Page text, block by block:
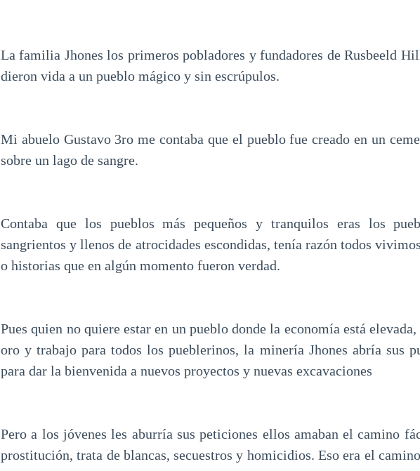
La familia Jhones los primeros pobladores y fundadores de Rusbeeld
dieron vida a un pueblo mágico y sin escrúpulos.
Mi abuelo Gustavo 3ro me contaba que el pueblo fue creado en un
sobre un lago de sangre.
Contaba que los pueblos más pequeños y tranquilos eras los
sangrientos y llenos de atrocidades escondidas, tenía razón todos
o historias que en algún momento fueron verdad.
Pues quien no quiere estar en un pueblo donde la economía está
oro y trabajo para todos los pueblerinos, la minería Jhones abría sus
para dar la bienvenida a nuevos proyectos y nuevas excavaciones
Pero a los jóvenes les aburría sus peticiones ellos amaban el camino
prostitución, trata de blancas, secuestros y homicidios. Eso era el